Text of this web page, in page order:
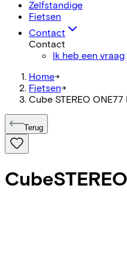
Zelfstandige
Fietsen
Contact
Contact
Ik heb een vraag
Home->
Fietsen->
Cube STEREO ONE77
Terug
Cube